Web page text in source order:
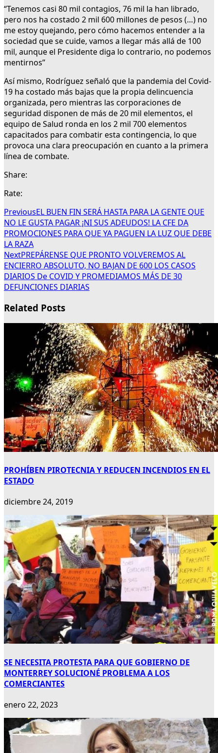
“Tenemos casi 80 mil contagios, 76 mil la han librado,
pero nos ha costado 2 mil 600 millones de pesos (…) no
me estoy quejando, pero cómo hacemos entender a la
sociedad que se cuide, vamos a llegar más allá de 100
mil, aunque el Presidente diga lo contrario, no podemos
mentirnos’’
Así mismo, Rodríguez señaló que la pandemia del Covid-
19 ha costado más bajas que la propia delincuencia
organizada, pero mientras las corporaciones de
seguridad disponen de más de 20 mil elementos, el
equipo de Salud ronda en los 2 mil 700 elementos
capacitados para combatir esta contingencia, lo que
provoca una clara preocupación en cuanto a la primera
línea de combate.
Share:
Rate:
PreviousEL BUEN FIN SERÁ HASTA PARA LA GENTE QUE
NO LE GUSTA PAGAR ¡NI SUS ADEUDOS! LA CFE DA
PROMOCIONES PARA QUE YA PAGUEN LA LUZ QUE DEBE
LA RAZA
NextPREPÁRENSE QUE PRONTO VOLVEREMOS AL
ENCIERRO ABSOLUTO, NO BAJAN DE 600 LOS CASOS
DIARIOS De COVID Y PROMEDIAMOS MÁS DE 30
DEFUNCIONES DIARIAS
Related Posts
PROHÍBEN PIROTECNIA Y REDUCEN INCENDIOS EN EL
ESTADO
diciembre 24, 2019
SE NECESITA PROTESTA PARA QUE GOBIERNO DE
MONTERREY SOLUCIONÉ PROBLEMA A LOS
COMERCIANTES
enero 22, 2023